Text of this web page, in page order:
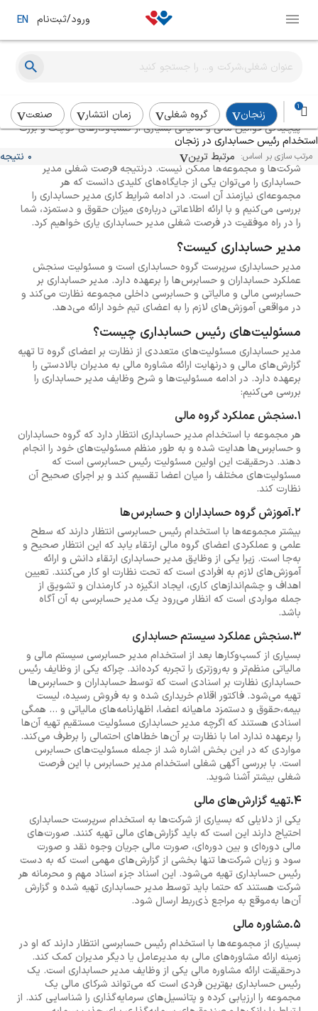
ورود/ثبت‌نام EN
1
زنجان گروه شغلی زمان انتشار
صنعت
استخدام رئیس حسابداری در زنجان
مرتب سازی بر اساس: مرتبط ترین 0 نتیجه
استخدام مدیر حسابداری
پیچیدگی قوانین مالی و مالیاتی بسیاری از کسب‌وکارهای کوچک و بزرگ
را وادار به استخدام مدیر حسابداری کرده است. بدون استخدام رئیس
حسابداری تهیه گزارش‌های مالی و سنجش عملکرد سیستم حسابداری
شرکت‌ها و مجموعه‌ها ممکن نیست. درنتیجه فرصت شغلی مدیر
حسابداری را می‌توان یکی از جایگاه‌های کلیدی دانست که هر
مجموعه‌ای نیازمند آن است. در ادامه شرایط کاری مدیر حسابداری را
بررسی می‌کنیم و با ارائه اطلاعاتی درباره‌ی میزان حقوق و دستمزد، شما
را در راه موفقیت در فرصت شغلی مدیر حسابداری یاری خواهیم کرد.
مدیر حسابداری کیست؟
مدیر حسابداری سرپرست گروه حسابداری است و مسئولیت سنجش
عملکرد حسابداران و حسابرس‌ها را برعهده دارد. مدیر حسابداری بر
حسابرسی مالی و مالیاتی و حسابرسی داخلی مجموعه نظارت می‌کند و
در مواقعی آموزش‌های لازم را به اعضای تیم خود ارائه می‌دهد.
مسئولیت‌های رئیس حسابداری چیست؟
مدیر حسابداری مسئولیت‌های متعددی از نظارت بر اعضای گروه تا تهیه
گزارش‌های مالی و درنهایت ارائه مشاوره مالی به مدیران بالادستی را
برعهده دارد. در ادامه مسئولیت‌ها و شرح وظایف مدیر حسابداری را
بررسی می‌کنیم:
1.سنجش عملکرد گروه مالی
هر مجموعه با استخدام مدیر حسابداری انتظار دارد که گروه حسابداران
و حسابرس‌ها هدایت شده و به طور منظم مسئولیت‌های خود را انجام
دهند. درحقیقت این اولین مسئولیت رئیس حسابرسی است که
مسئولیت‌های مختلف را میان اعضا تقسیم کند و بر اجرای صحیح آن
نظارت کند.
2.آموزش گروه حسابداران و حسابر‌س‌ها
بیشتر مجموعه‌ها با استخدام رئیس حسابرسی انتظار دارند که سطح
علمی و عملکردی اعضای گروه مالی ارتقاء یابد که این انتظار صحیح و
به‌جا است. زیرا یکی از وظایق مدیر حسابداری ارتقاء دانش و ارائه
آموزش‌های لازم به افرادی است که تحت نظارت او کار می‌کنند. تعیین
اهداف و چشم‌اندازهای کاری، ایجاد انگیزه در کارمندان و تشویق از
جمله مواردی است که انظار می‌رود یک مدیر حسابرسی به آن آگاه
باشد.
3.سنجش عملکرد سیستم حسابداری
بسیاری از کسب‌وکارها بعد از استخدام مدیر حسابرسی سیستم مالی و
مالیاتی منظم‌تر و به‌روزتری را تجربه کرده‌اند. چراکه یکی از وظایف رئیس
حسابداری نظارت بر اسنادی است که توسط حسابداران و حسابرس‌ها
تهیه می‌شود. فاکتور اقلام خریداری شده و به فروش رسیده، لیست
بیمه،حقوق و دستمزد ماهیانه اعضا، اظهارنامه‌های مالیاتی و ... همگی
اسنادی هستند که اگرچه مدیر حسابداری مسئولیت مستقیم تهیه آن‌ها
را برعهده ندارد اما با نظارت بر آن‌ها خطاهای احتمالی را برطرف می‌کند.
مواردی که در این بخش اشاره شد از جمله مسئولیت‌های حسابرس
است. با بررسی آگهی شغلی استخدام مدیر حسابرس با این فرصت
شغلی بیشتر آشنا شوید.
4.تهیه گزارش‌های مالی
یکی از دلایلی که بسیاری از شرکت‌ها به استخدام سرپرست حسابداری
احتیاج دارند این است که باید گزارش‌های مالی تهیه کنند. صورت‌های
مالی دوره‌ای و بین دوره‌ای، صورت مالی جریان وجوه نقد و صورت
سود و زیان شرکت‌ها تنها بخشی از گزارش‌های مهمی است که به دست
رئیس حسابداری تهیه می‌شود. این اسناد جزء اسناد مهم و محرمانه هر
شرکت هستند که حتما باید توسط مدیر حسابداری تهیه شده و گزارش
آن‌ها به‌موقع به مراجع ذی‌ربط ارسال شود.
5.مشاوره مالی
بسیاری از مجموعه‌ها با استخدام رئیس حسابرسی انتظار دارند که او در
زمینه ارائه مشاوره‌های مالی به مدیرعامل یا دیگر مدیران کمک کند.
درحقیقت ارائه مشاوره مالی یکی از وظایف مدیر حسابداری است. یک
رئیس حسابداری بهترین فردی است که می‌تواند شرکای مالی یک
مجموعه را ارزیابی کرده و پتانسیل‌های سرمایه‌گذاری را شناسایی کند. از